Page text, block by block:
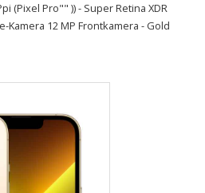
(Pixel Pro"" )) - Super Retina XDR
Kamera 12 MP Frontkamera - Gold